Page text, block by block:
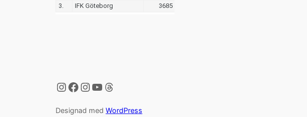
Instagram
Facebook
Instagram
YouTube
Threads
Designad med WordPress